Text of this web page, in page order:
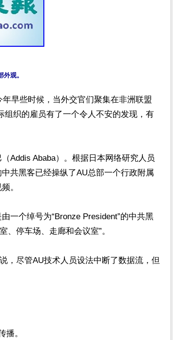
早些时候，当外交官们聚集在非洲联盟
组织的雇员有了一个令人不安的发现，有
Addis Ababa）。根据日本网络研究人员
共黑客已经操纵了AU总部一个行政附属
。
一个绰号为“Bronze President”的中共黑
、停车场、走廊和会议室”。
，尽管AU技术人员设法中断了数据流，但
播。